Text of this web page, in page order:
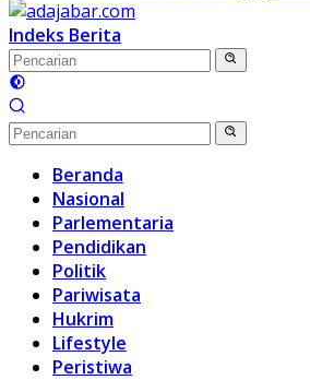
Indeks Berita
Beranda
Nasional
Parlementaria
Pendidikan
Politik
Pariwisata
Hukrim
Lifestyle
Peristiwa